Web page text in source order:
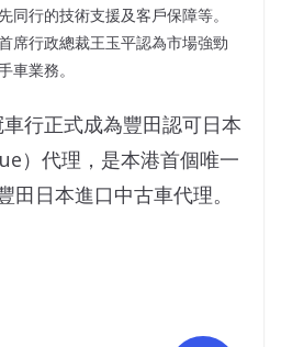
同行的技術支援及客戶保障等。
席行政總裁王玉平認為市場強勁
車業務。